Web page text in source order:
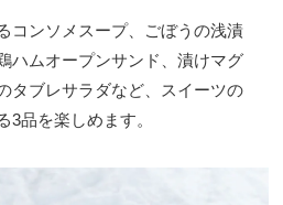
コンソメスープ、ごぼうの浅漬
ハムオープンサンド、漬けマグ
タブレサラダなど、スイーツの
3品を楽しめます。